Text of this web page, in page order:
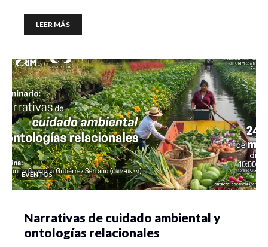
LEER MÁS
EVENTOS
Narrativas de cuidado ambiental y
ontologías relacionales